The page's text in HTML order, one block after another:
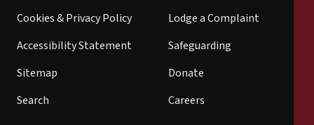
Cookies & Privacy Policy
Accessibility Statement
Sitemap
Search
Lodge a Complaint
Safeguarding
Donate
Careers